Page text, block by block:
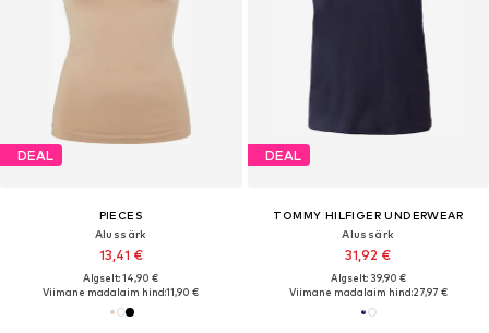
DEAL
PIECES
Alussärk
13,41 €
Algselt: 14,90 €
Viimane madalaim hind:11,90 €
DEAL
TOMMY HILFIGER UNDERWEAR
Alussärk
31,92 €
Algselt: 39,90 €
Viimane madalaim hind:27,97 €